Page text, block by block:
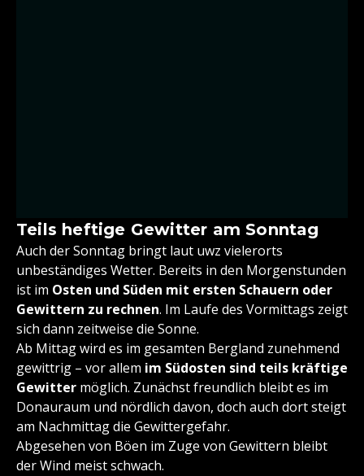
Teils heftige Gewitter am Sonntag
Auch der Sonntag bringt laut uwz vielerorts
unbeständiges Wetter. Bereits in den Morgenstunden
ist im Osten und Süden mit ersten Schauern oder
Gewittern zu rechnen. Im Laufe des Vormittags zeigt
sich dann zeitweise die Sonne.
Ab Mittag wird es im gesamten Bergland zunehmend
gewittrig – vor allem im Südosten sind teils kräftige
Gewitter möglich. Zunächst freundlich bleibt es im
Donauraum und nördlich davon, doch auch dort steigt
am Nachmittag die Gewittergefahr.
Abgesehen von Böen im Zuge von Gewittern bleibt
der Wind meist schwach.